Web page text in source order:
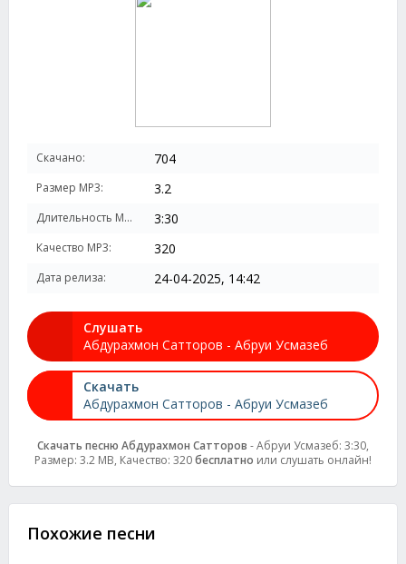
Скачано: 704
Размер MP3: 3.2
Длительность MP3: 3:30
Качество MP3: 320
Дата релиза: 24-04-2025, 14:42
Слушать
Абдурахмон Сатторов - Абруи Усмазеб
Скачать
Абдурахмон Сатторов - Абруи Усмазеб
Скачать песню Абдурахмон Сатторов - Абруи Усмазеб: 3:30,
Размер: 3.2 MB, Качество: 320бесплатно или слушать онлайн!
Похожие песни